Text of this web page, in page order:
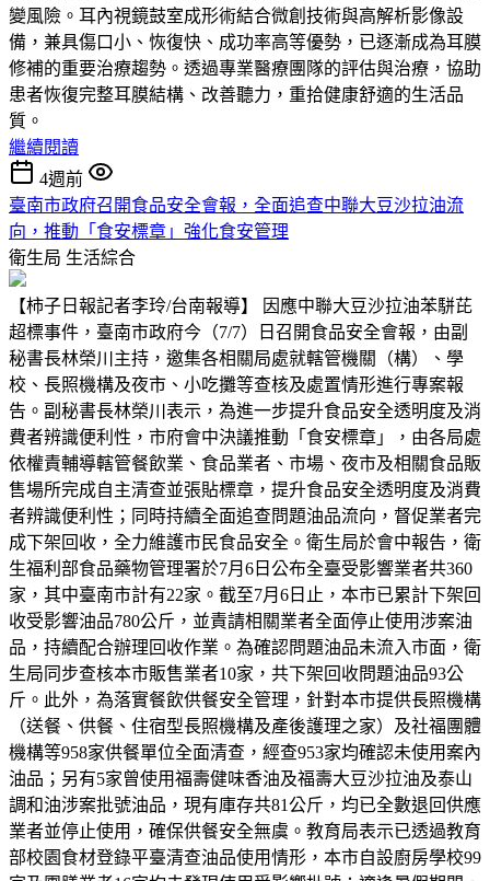
變風險。耳內視鏡鼓室成形術結合微創技術與高解析影像設
備，兼具傷口小、恢復快、成功率高等優勢，已逐漸成為耳膜
修補的重要治療趨勢。透過專業醫療團隊的評估與治療，協助
患者恢復完整耳膜結構、改善聽力，重拾健康舒適的生活品
質。
繼續閱讀
4週前
臺南市政府召開食品安全會報，全面追查中聯大豆沙拉油流
向，推動「食安標章」強化食安管理
衛生局 生活綜合
【柿子日報記者李玲/台南報導】 因應中聯大豆沙拉油苯駢芘
超標事件，臺南市政府今（7/7）日召開食品安全會報，由副
秘書長林榮川主持，邀集各相關局處就轄管機關（構）、學
校、長照機構及夜市、小吃攤等查核及處置情形進行專案報
告。副秘書長林榮川表示，為進一步提升食品安全透明度及消
費者辨識便利性，市府會中決議推動「食安標章」，由各局處
依權責輔導轄管餐飲業、食品業者、市場、夜市及相關食品販
售場所完成自主清查並張貼標章，提升食品安全透明度及消費
者辨識便利性；同時持續全面追查問題油品流向，督促業者完
成下架回收，全力維護市民食品安全。衛生局於會中報告，衛
生福利部食品藥物管理署於7月6日公布全臺受影響業者共360
家，其中臺南市計有22家。截至7月6日止，本市已累計下架回
收受影響油品780公斤，並責請相關業者全面停止使用涉案油
品，持續配合辦理回收作業。為確認問題油品未流入市面，衛
生局同步查核本市販售業者10家，共下架回收問題油品93公
斤。此外，為落實餐飲供餐安全管理，針對本市提供長照機構
（送餐、供餐、住宿型長照機構及產後護理之家）及社福團體
機構等958家供餐單位全面清查，經查953家均確認未使用案內
油品；另有5家曾使用福壽健味香油及福壽大豆沙拉油及泰山
調和油涉案批號油品，現有庫存共81公斤，均已全數退回供應
業者並停止使用，確保供餐安全無虞。教育局表示已透過教育
部校園食材登錄平臺清查油品使用情形，本市自設廚房學校99